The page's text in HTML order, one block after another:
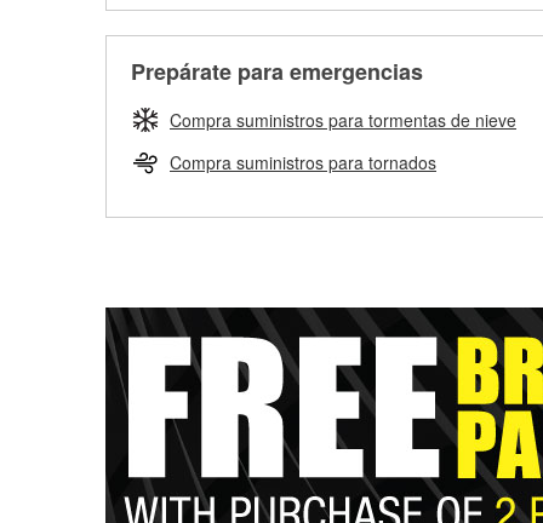
Prepárate para emergencias
Compra suministros para tormentas de nieve
Compra suministros para tornados